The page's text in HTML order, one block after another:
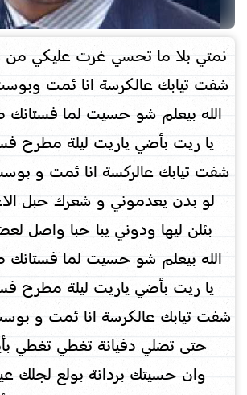
نمتي بلا ما تحسي غرت عليكي من
شفت تيابك عالكرسة انا ئمت
الله بيعلم شو حسيت لما
يا ريت بأضي ياريت ليلة مطرح
شفت تيابك عالركسة انا ئمت و
لو بدن يعدموني و شعرك حبل
بئلن ليها ودوني يبا حبا واصل
الله بيعلم شو حسيت لما
يا ريت بأضي ياريت ليلة مطرح
شفت تيابك عالكرسة انا ئمت و
حتى تضلي دفيانة تغطي تغطي
وان حسيتك بردانة بولع لجلك